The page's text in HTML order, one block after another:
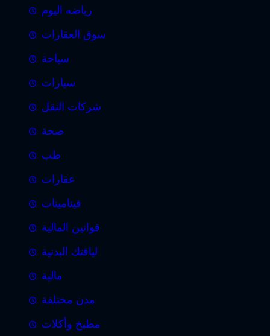
رياضه اليوم
سوق العقارات
سياحة
سيارات
شركات النقل
صحة
طب
عقارات
فيتامينات
قوانين المالية
لياقتك البدنية
مالية
مدن مختلفة
مطبخ وأكلات